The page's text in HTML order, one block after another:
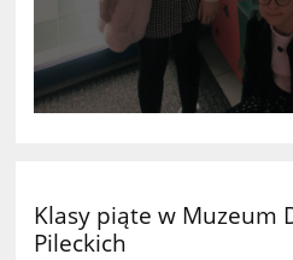
Klasy piąte w Muzeum
Pileckich